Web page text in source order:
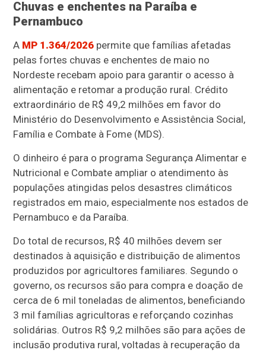
Chuvas e enchentes na Paraíba e
Pernambuco
A MP 1.364/2026 permite que famílias afetadas
pelas fortes chuvas e enchentes de maio no
Nordeste recebam apoio para garantir o acesso à
alimentação e retomar a produção rural. Crédito
extraordinário de R$ 49,2 milhões em favor do
Ministério do Desenvolvimento e Assistência Social,
Família e Combate à Fome (MDS).
O dinheiro é para o programa Segurança Alimentar e
Nutricional e Combate ampliar o atendimento às
populações atingidas pelos desastres climáticos
registrados em maio, especialmente nos estados de
Pernambuco e da Paraíba.
Do total de recursos, R$ 40 milhões devem ser
destinados à aquisição e distribuição de alimentos
produzidos por agricultores familiares. Segundo o
governo, os recursos são para compra e doação de
cerca de 6 mil toneladas de alimentos, beneficiando
3 mil famílias agricultoras e reforçando cozinhas
solidárias. Outros R$ 9,2 milhões são para ações de
inclusão produtiva rural, voltadas à recuperação da